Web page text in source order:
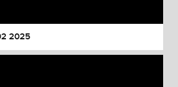
2025